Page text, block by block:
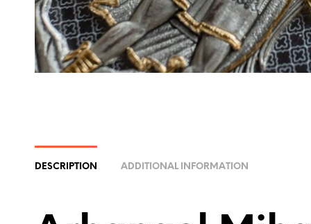
DESCRIPTION ADDITIONAL INFORMATION